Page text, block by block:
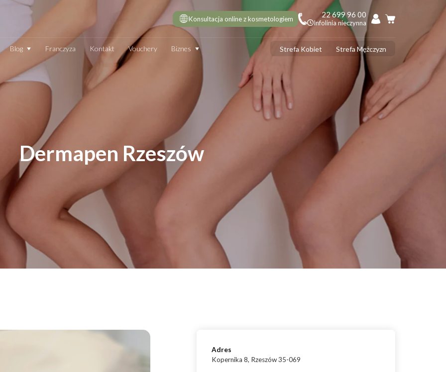
Konsultacja online z kosmetologiem 22 699 96 00
Infolinia nieczynna
Blog
JAK DZIAŁA DEPILATOR IPL I CZY WARTO GO STOSOWAĆ
DEPILACJA
10 ciekawostek na 10 urodziny Depilacja.pl, o których mogłaś nie
wiedzieć!
Depilacja laserowa latem – tak czy nie?
Jak usunąć włoski z twarzy? 5 najlepszych sposobów
Depilacja laserowa jąder i penisa – zabieg krok po kroku
TECHNOLOGIA
Który laser do depilacji (profesjonalny) jest najskuteczniejszy?
Ranking 2026
Elektrostymulacja mięśni - efekty, które przekonają Cię do
Endermologia – przeciwwskazania, o których warto wiedzieć
Laser aleksandrytowy czy diodowy? Porównanie
Jak ujędrnić skórę na brzuchu? Sprawdzone sposoby
Endermologia - jak często należy ją wykonywać?
Endermologia przed i po – jakie efekty ujędrnienia i wysmuklenia
ud możesz osiągnąć?
Endermologia – ile zabiegów potrzeba, aby zobaczyć efekty?
Co daje endermologia - w jakim wieku najlepiej udać się na
zabieg?
Franczyza Kontakt Vouchery Biznes Strefa Kobiet Strefa Mężczyzn
Dermapen Rzeszów
Adres
Kopernika 8, Rzeszów 35-069